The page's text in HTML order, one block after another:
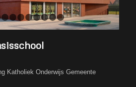
1 2 3 4 5 6 7 8 9 10
Katholiek Onderwijs Gemeente